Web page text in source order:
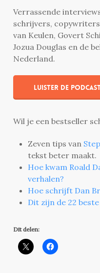
Verrassende
schrijvers,
van Keulen, Govert
Jozua Douglas en de
Nederland.
Luister de
Wil je een bestseller
Zeven tips van
tekst beter maakt.
Hoe kwam Roald
verhalen?
Hoe schrijft Dan
Dit zijn de 22
Dit delen: